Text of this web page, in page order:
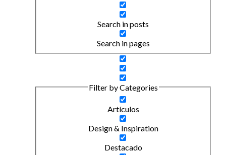
Search in posts
Search in pages
Filter by Categories
Artículos
Design & Inspiration
Destacado